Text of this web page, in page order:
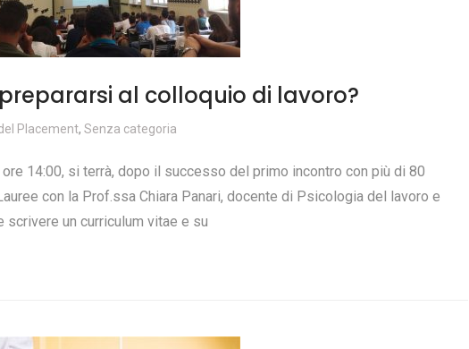
al colloquio di lavoro?
Placement, Senza categoria
14:00, si terrà, dopo il successo del primo incontro con più di 80
con la Prof.ssa Chiara Panari, docente di Psicologia del lavoro e
un curriculum vitae e su